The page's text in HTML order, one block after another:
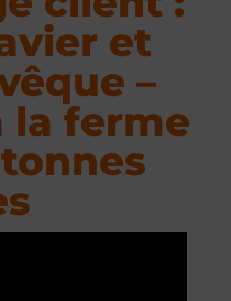
et
–
la ferme